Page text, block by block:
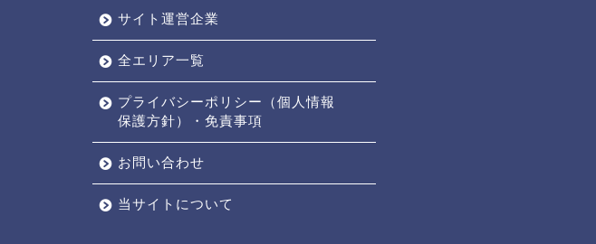
サイト運営企業
全エリア一覧
プライバシーポリシー（個人情報
保護方針）・免責事項
お問い合わせ
当サイトについて